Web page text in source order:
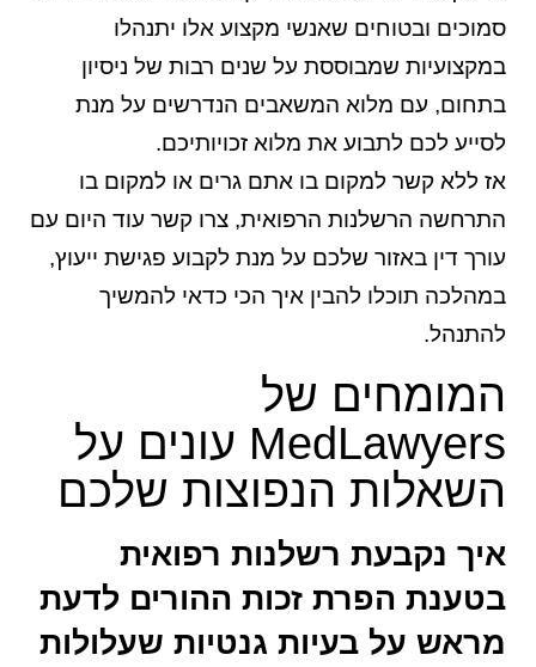
סמוכים ובטוחים שאנשי מקצוע אלו יתנהלו
במקצועיות שמבוססת על שנים רבות של ניסיון
בתחום, עם מלוא המשאבים הנדרשים על מנת
לסייע לכם לתבוע את מלוא זכויותיכם.
אז ללא קשר למקום בו אתם גרים או למקום בו
התרחשה הרשלנות הרפואית, צרו קשר עוד היום עם
עורך דין באזור שלכם על מנת לקבוע פגישת ייעוץ,
במהלכה תוכלו להבין איך הכי כדאי להמשיך
להתנהל.
המומחים של
MedLawyers עונים על
השאלות הנפוצות שלכם
איך נקבעת רשלנות רפואית
בטענת הפרת זכות ההורים לדעת
מראש על בעיות גנטיות שעלולות